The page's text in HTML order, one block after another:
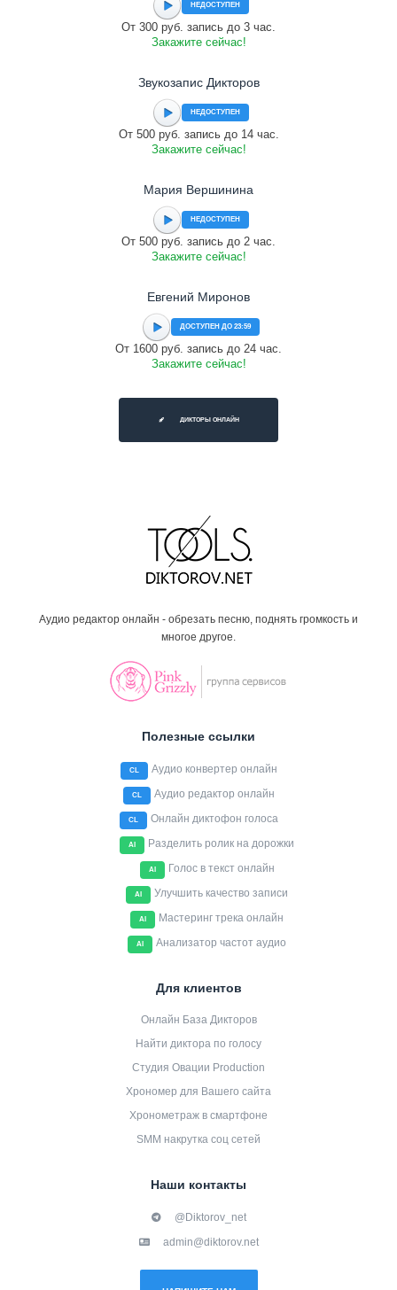
НЕДОСТУПЕН
От 300 руб. запись до 3 час.
Закажите сейчас!
Звукозапис Дикторов
НЕДОСТУПЕН
От 500 руб. запись до 14 час.
Закажите сейчас!
Мария Вершинина
НЕДОСТУПЕН
От 500 руб. запись до 2 час.
Закажите сейчас!
Евгений Миронов
ДОСТУПЕН ДО 23:59
От 1600 руб. запись до 24 час.
Закажите сейчас!
ДИКТОРЫ ОНЛАЙН
Аудио редактор онлайн - обрезать песню, поднять громкость и
многое другое.
Полезные ссылки
CL Аудио конвертер онлайн
CL Аудио редактор онлайн
CL Онлайн диктофон голоса
AI Разделить ролик на дорожки
AI Голос в текст онлайн
AI Улучшить качество записи
AI Мастеринг трека онлайн
AI Анализатор частот аудио
Для клиентов
Онлайн База Дикторов
Найти диктора по голосу
Студия Овации Production
Хрономер для Вашего сайта
Хронометраж в смартфоне
SMM накрутка соц сетей
Наши контакты
@Diktorov_net
admin@diktorov.net